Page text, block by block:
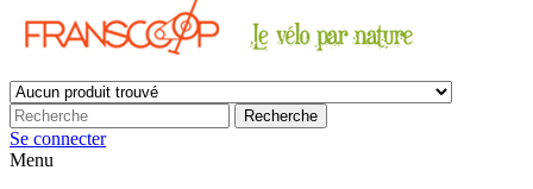
Recherche
Se connecter
Menu